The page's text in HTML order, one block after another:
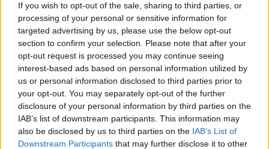
If you wish to opt-out of the sale, sharing to third parties, or
processing of your personal or sensitive information for
targeted advertising by us, please use the below opt-out
section to confirm your selection. Please note that after your
opt-out request is processed you may continue seeing
interest-based ads based on personal information utilized by
us or personal information disclosed to third parties prior to
your opt-out. You may separately opt-out of the further
disclosure of your personal information by third parties on the
IAB’s list of downstream participants. This information may
also be disclosed by us to third parties on the IAB’s List of
Downstream Participants that may further disclose it to other